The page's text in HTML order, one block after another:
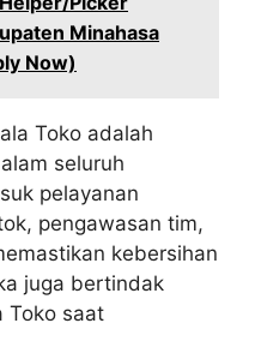
Minahasa
Now)
Toko adalah
seluruh
pelayanan
pengawasan tim,
kebersihan
juga bertindak
Toko saat